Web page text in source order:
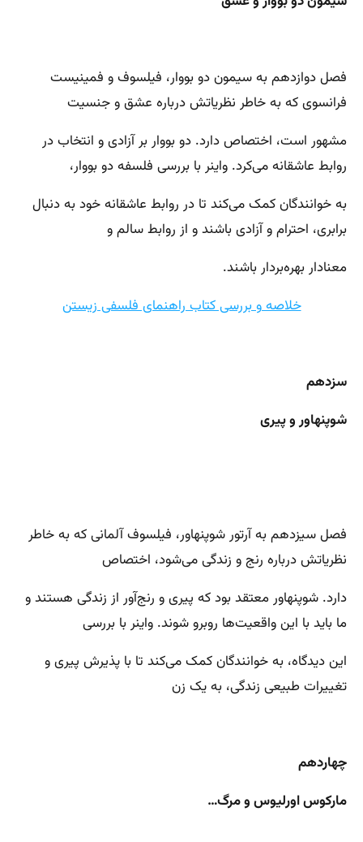
فصل دوازدهم به سیمون دو بووار، فیلسوف و فمینیست
فرانسوی که به خاطر نظریاتش درباره عشق و جنسیت
مشهور است، اختصاص دارد. دو بووار بر آزادی و انتخاب در
روابط عاشقانه می‌کرد. واینر با بررسی فلسفه دو بووار،
به خوانندگان کمک می‌کند تا در روابط عاشقانه خود به دنبال
برابری، احترام و آزادی باشند و از روابط سالم و
معنادار بهره‌بردار باشند.
خلاصه و بررسی کتاب راهنمای فلسفی زیستن
سزدهم
شوپنهاور و پیری
فصل سیزدهم به آرتور شوپنهاور، فیلسوف آلمانی که به خاطر
نظریاتش درباره رنج و زندگی می‌شود، اختصاص
دارد. شوپنهاور معتقد بود که پیری و رنج‌آور از زندگی هستند و
ما باید با این واقعیت‌ها روبرو شوند. واینر با بررسی
این دیدگاه، به خوانندگان کمک می‌کند تا با پذیرش پیری و
تغییرات طبیعی زندگی، به یک زن
چهاردهم
مارکوس اورلیوس و مرگ…